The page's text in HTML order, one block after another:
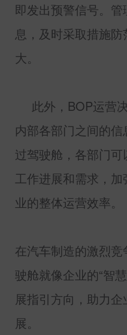
即发出预警信号。
息，及时采取措施
大。
此外， BOP运营
内部各部门之间的
过驾驶舱，各部门
工作进展和需求，
业的整体运营效率。
在汽车制造的激烈竞
驶舱就像企业的“智
展指引方向，助力
展。